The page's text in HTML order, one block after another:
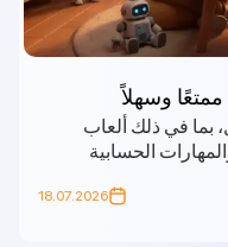
بما في ذلك ألعاب
الحسابية
18.07.2026